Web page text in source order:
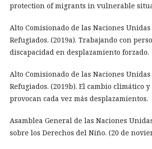
protection of migrants in vulnerable
Alto Comisionado de las Naciones
Refugiados. (2019a). Trabajando con
discapacidad en desplazamiento forzado.
Alto Comisionado de las Naciones
Refugiados. (2019b). El cambio climático
provocan cada vez más desplazamientos.
Asamblea General de las Naciones
sobre los Derechos del Niño. (20 de